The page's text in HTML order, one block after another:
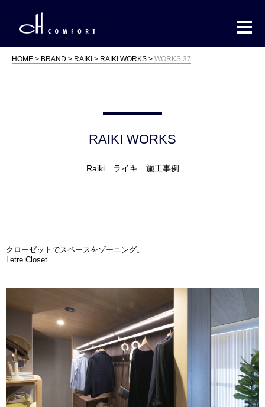
HOME BRAND RAIKI RAIKI WORKS WORKS 37
RAIKI WORKS
Raiki ライキ 施工事例
クローゼットでスペースをゾーニング。
Letre Closet